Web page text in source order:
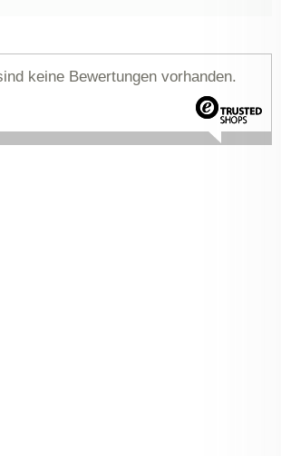
keine Bewertungen vorhanden.